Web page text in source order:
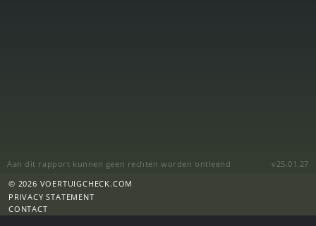
Aan dit rapport kunnen geen rechten worden ontleend
v25.01.27
© 2026 VOERTUIGCHECK.COM
PRIVACY STATEMENT
CONTACT